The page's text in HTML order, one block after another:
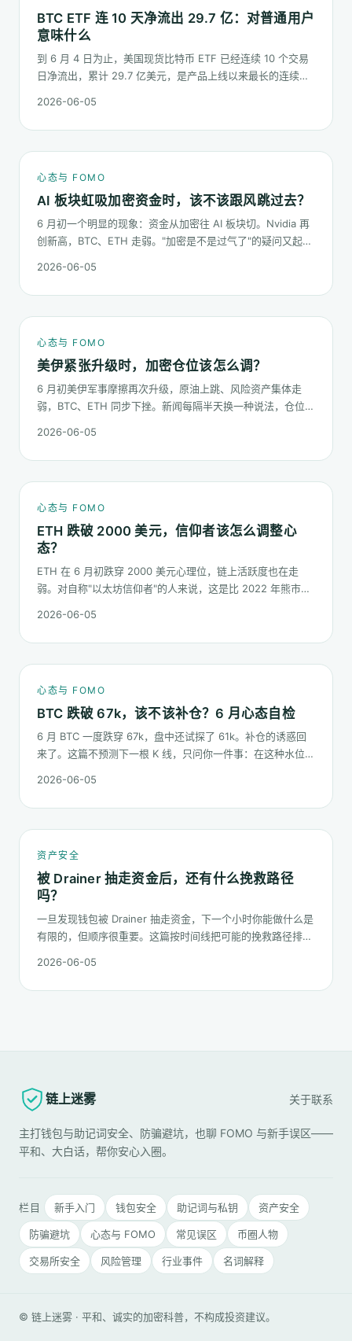
BTC ETF 连 10 天净流出 29.7 亿：对普通用户
意味什么
到 6 月 4 日为止，美国现货比特币 ETF 已经连续 10 个交易
日净流出，累计 29.7 亿美元，是产品上线以来最长的连续流
2026-06-05
心态与 FOMO
AI 板块虹吸加密资金时，该不该跟风跳过去？
6 月初一个明显的现象：资金从加密往 AI 板块切。Nvidia 再
创新高，BTC、ETH 走弱。"加密是不是过气了"的疑问又起来
2026-06-05
心态与 FOMO
美伊紧张升级时，加密仓位该怎么调？
6 月初美伊军事摩擦再次升级，原油上跳、风险资产集体走
弱，BTC、ETH 同步下挫。新闻每隔半天换一种说法，仓位却
2026-06-05
心态与 FOMO
ETH 跌破 2000 美元，信仰者该怎么调整心
态？
ETH 在 6 月初跌穿 2000 美元心理位，链上活跃度也在走
弱。对自称"以太坊信仰者"的人来说，这是比 2022 年熊市更
2026-06-05
心态与 FOMO
BTC 跌破 67k，该不该补仓？6 月心态自检
6 月 BTC 一度跌穿 67k，盘中还试探了 61k。补仓的诱惑回
来了。这篇不预测下一根 K 线，只问你一件事：在这种水位面
2026-06-05
资产安全
被 Drainer 抽走资金后，还有什么挽救路径
吗？
一旦发现钱包被 Drainer 抽走资金，下一个小时你能做什么是
有限的，但顺序很重要。这篇按时间线把可能的挽救路径排一
2026-06-05
链上迷雾 关于联系
主打钱包与助记词安全、防骗避坑，也聊 FOMO 与新手误区——
平和、大白话，帮你安心入圈。
栏目 新手入门 钱包安全 助记词与私钥 资产安全
防骗避坑 心态与 FOMO 常见误区 币圈人物
交易所安全 风险管理 行业事件 名词解释
© 链上迷雾 · 平和、诚实的加密科普，不构成投资建议。